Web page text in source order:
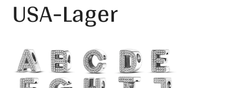
USA-Lager